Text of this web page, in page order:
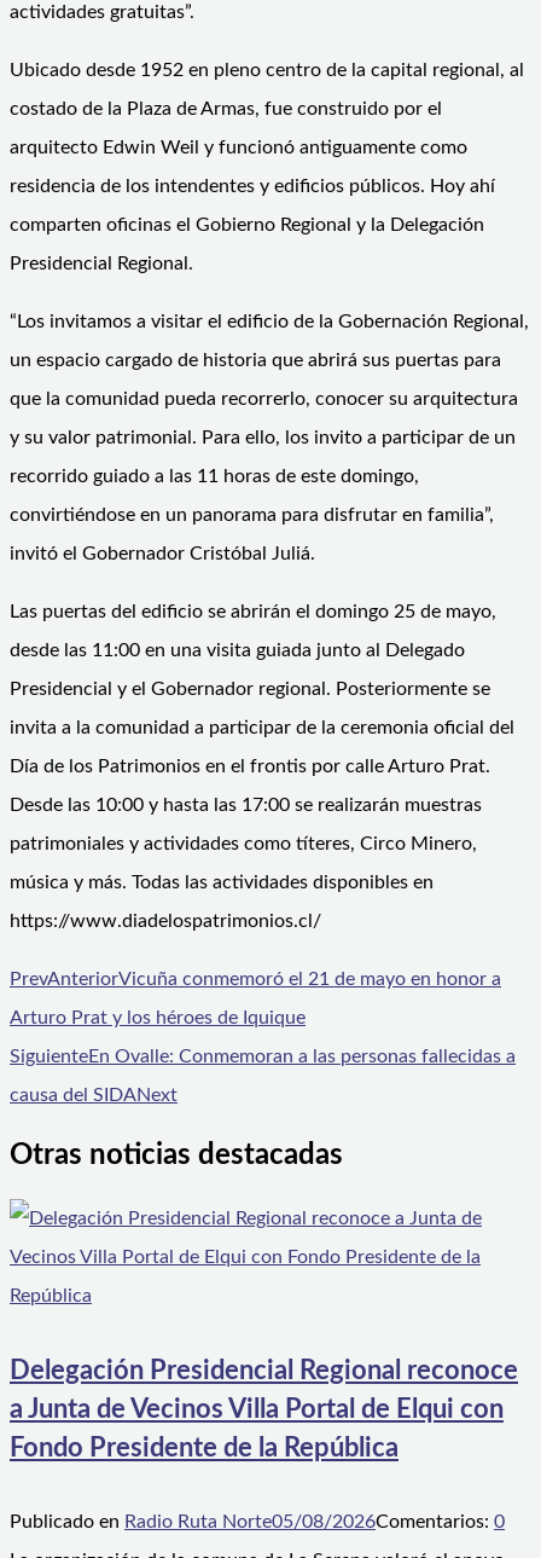
actividades gratuitas”.
Ubicado desde 1952 en pleno centro de la capital regional, al
costado de la Plaza de Armas, fue construido por el
arquitecto Edwin Weil y funcionó antiguamente como
residencia de los intendentes y edificios públicos. Hoy ahí
comparten oficinas el Gobierno Regional y la Delegación
Presidencial Regional.
“Los invitamos a visitar el edificio de la Gobernación Regional,
un espacio cargado de historia que abrirá sus puertas para
que la comunidad pueda recorrerlo, conocer su arquitectura
y su valor patrimonial. Para ello, los invito a participar de un
recorrido guiado a las 11 horas de este domingo,
convirtiéndose en un panorama para disfrutar en familia”,
invitó el Gobernador Cristóbal Juliá.
Las puertas del edificio se abrirán el domingo 25 de mayo,
desde las 11:00 en una visita guiada junto al Delegado
Presidencial y el Gobernador regional. Posteriormente se
invita a la comunidad a participar de la ceremonia oficial del
Día de los Patrimonios en el frontis por calle Arturo Prat.
Desde las 10:00 y hasta las 17:00 se realizarán muestras
patrimoniales y actividades como títeres, Circo Minero,
música y más. Todas las actividades disponibles en
https://www.diadelospatrimonios.cl/
PrevAnteriorVicuña conmemoró el 21 de mayo en honor a
Arturo Prat y los héroes de Iquique
SiguienteEn Ovalle: Conmemoran a las personas fallecidas a
causa del SIDANext
Otras noticias destacadas
Delegación Presidencial Regional reconoce
a Junta de Vecinos Villa Portal de Elqui con
Fondo Presidente de la República
Publicado en Radio Ruta Norte05/08/2026Comentarios: 0